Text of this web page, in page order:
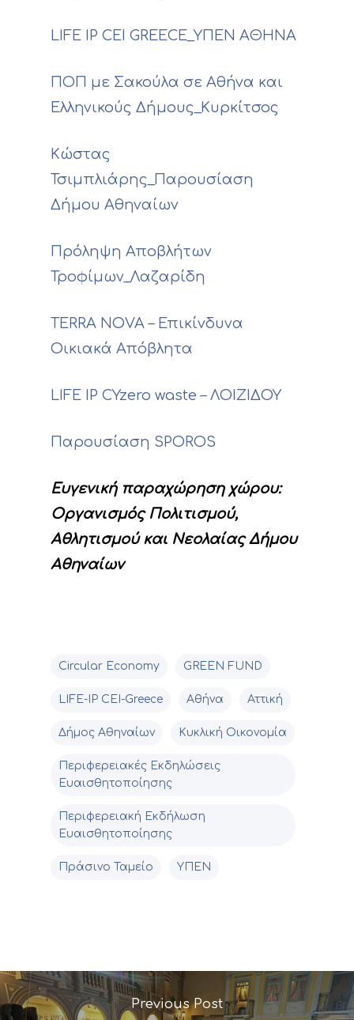
LIFE IP CEI GREECE_ΥΠΕΝ ΑΘΗΝΑ
ΠΟΠ με Σακούλα σε Αθήνα και
Ελληνικούς Δήμους_Κυρκίτσος
Κώστας
Τσιμπλιάρης_Παρουσίαση
Δήμου Αθηναίων
Πρόληψη Αποβλήτων
Τροφίμων_Λαζαρίδη
TERRA NOVA – Επικίνδυνα
Οικιακά Απόβλητα
LIFE IP CYzero waste – ΛΟΙΖΙΔΟΥ
Παρουσίαση SPOROS
Ευγενική παραχώρηση χώρου:
Οργανισμός Πολιτισμού,
Αθλητισμού και Νεολαίας Δήμου
Αθηναίων
Circular Economy GREEN FUND
LIFE-IP CEI-Greece Αθήνα Αττική
Δήμος Αθηναίων Κυκλική Οικονομία
Περιφερειακές Εκδηλώσεις
Ευαισθητοποίησης
Περιφερειακή Εκδήλωση
Ευαισθητοποίησης
Πράσινο Ταμείο ΥΠΕΝ
Previous Post